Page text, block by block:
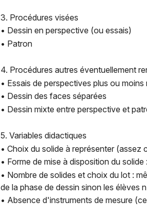
3. Procédures visées
• Dessin en perspective (ou essais)
• Patron
4. Procédures autres éventuellement
• Essais de perspectives plus ou moins
• Dessin des faces séparées
• Dessin mixte entre perspective et
5. Variables didactiques
• Choix du solide à représenter (assez
• Forme de mise à disposition du
• Nombre de solides et choix du lot :
de la phase de dessin sinon les élèves
• Absence d'instruments de mesure